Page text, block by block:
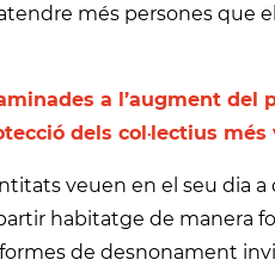
més persones que
a l’augment del
dels col·lectius més
veuen en el seu dia
habitatge de manera
de desnonament